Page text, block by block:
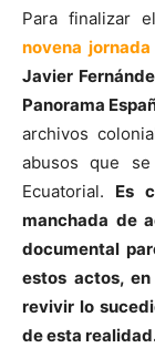
Para finalizar
novena jornada
Javier
Panorama
archivos
abusos que
Ecuatorial. Es
manchada de
documental
estos actos,
revivir lo
de esta